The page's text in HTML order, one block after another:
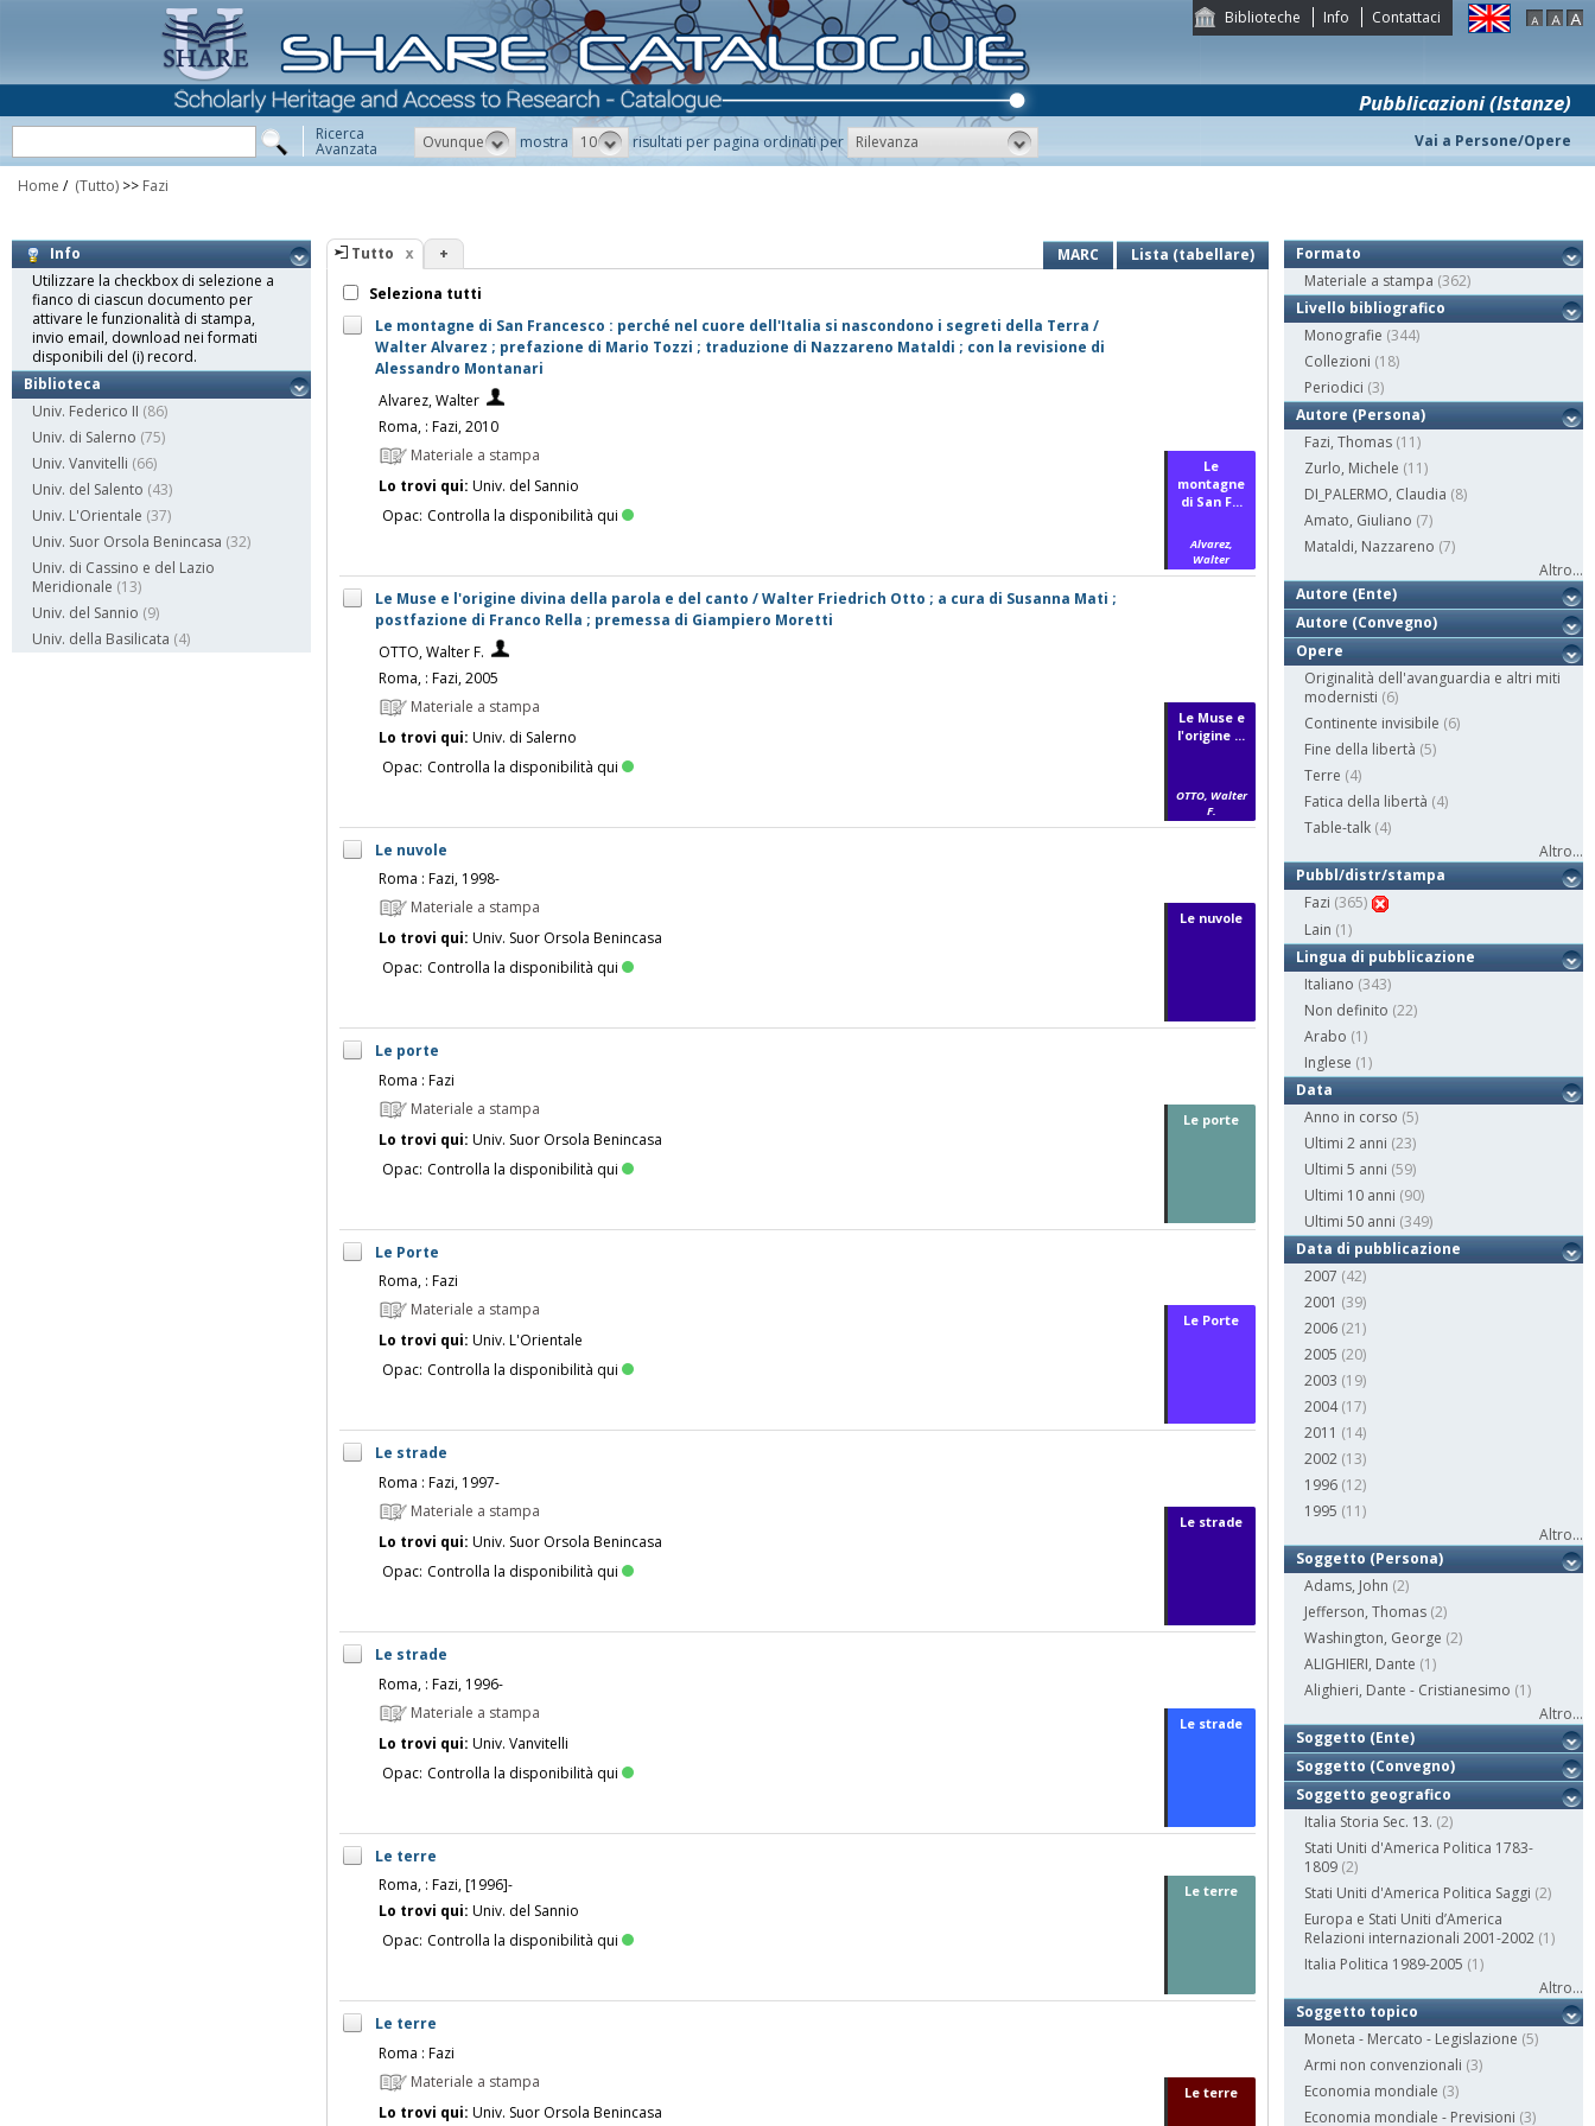
Biblioteche Info Contattaci
Pubblicazioni (Istanze)
Ricerca
Avanzata Ovunque mostra 10 risultati per pagina ordinati per Rilevanza Vai a Persone/Opere
Home / (Tutto) >> Fazi
Info
Utilizzare la checkbox di selezione a
fianco di ciascun documento per
attivare le funzionalità di stampa,
invio email, download nei formati
disponibili del (i) record.
Biblioteca
Univ. Federico II (86)
Univ. di Salerno (75)
Univ. Vanvitelli (66)
Univ. del Salento (43)
Univ. L'Orientale (37)
Univ. Suor Orsola Benincasa (32)
Univ. di Cassino e del Lazio
Meridionale (13)
Univ. del Sannio (9)
Univ. della Basilicata (4)
Tutto + MARC
Lista (tabellare)
Seleziona tutti
Le montagne di San Francesco : perché nel cuore dell'Italia si nascondono i segreti della Terra /
Walter Alvarez ; prefazione di Mario Tozzi ; traduzione di Nazzareno Mataldi ; con la revisione di
Alessandro Montanari
Alvarez, Walter
Roma, : Fazi, 2010
Materiale a stampa
Lo trovi qui: Univ. del Sannio
Opac: Controlla la disponibilità qui
Le
montagne
di San F...
Alvarez,
Walter
Le Muse e l'origine divina della parola e del canto / Walter Friedrich Otto ; a cura di Susanna Mati ;
postfazione di Franco Rella ; premessa di Giampiero Moretti
OTTO, Walter F.
Roma, : Fazi, 2005
Materiale a stampa
Lo trovi qui: Univ. di Salerno
Opac: Controlla la disponibilità qui
Le Muse e
l'origine ...
OTTO, Walter
F.
Le nuvole
Roma : Fazi, 1998-
Materiale a stampa
Lo trovi qui: Univ. Suor Orsola Benincasa
Opac: Controlla la disponibilità qui
Le nuvole
Le porte
Roma : Fazi
Materiale a stampa
Lo trovi qui: Univ. Suor Orsola Benincasa
Opac: Controlla la disponibilità qui
Le porte
Le Porte
Roma, : Fazi
Materiale a stampa
Lo trovi qui: Univ. L'Orientale
Opac: Controlla la disponibilità qui
Le Porte
Le strade
Roma : Fazi, 1997-
Materiale a stampa
Lo trovi qui: Univ. Suor Orsola Benincasa
Opac: Controlla la disponibilità qui
Le strade
Le strade
Roma, : Fazi, 1996-
Materiale a stampa
Lo trovi qui: Univ. Vanvitelli
Opac: Controlla la disponibilità qui
Le strade
Le terre
Roma, : Fazi, [1996]-
Lo trovi qui: Univ. del Sannio
Opac: Controlla la disponibilità qui
Le terre
Le terre
Roma : Fazi
Materiale a stampa
Lo trovi qui: Univ. Suor Orsola Benincasa
Le terre
Formato
Materiale a stampa (362)
Livello bibliografico
Monografie (344)
Collezioni (18)
Periodici (3)
Autore (Persona)
Fazi, Thomas (11)
Zurlo, Michele (11)
DI_PALERMO, Claudia (8)
Amato, Giuliano (7)
Mataldi, Nazzareno (7)
Altro...
Autore (Ente)
Autore (Convegno)
Opere
Originalità dell'avanguardia e altri miti
modernisti (6)
Continente invisibile (6)
Fine della libertà (5)
Terre (4)
Fatica della libertà (4)
Table-talk (4)
Altro...
Pubbl/distr/stampa
Fazi (365)
Lain (1)
Lingua di pubblicazione
Italiano (343)
Non definito (22)
Arabo (1)
Inglese (1)
Data
Anno in corso (5)
Ultimi 2 anni (23)
Ultimi 5 anni (59)
Ultimi 10 anni (90)
Ultimi 50 anni (349)
Data di pubblicazione
2007 (42)
2001 (39)
2006 (21)
2005 (20)
2003 (19)
2004 (17)
2011 (14)
2002 (13)
1996 (12)
1995 (11)
Altro...
Soggetto (Persona)
Adams, John (2)
Jefferson, Thomas (2)
Washington, George (2)
ALIGHIERI, Dante (1)
Alighieri, Dante - Cristianesimo (1)
Altro...
Soggetto (Ente)
Soggetto (Convegno)
Soggetto geografico
Italia Storia Sec. 13. (2)
Stati Uniti d'America Politica 1783-
1809 (2)
Stati Uniti d'America Politica Saggi (2)
Europa e Stati Uniti d’America
Relazioni internazionali 2001-2002 (1)
Italia Politica 1989-2005 (1)
Altro...
Soggetto topico
Moneta - Mercato - Legislazione (5)
Armi non convenzionali (3)
Economia mondiale (3)
Economia mondiale - Previsioni (3)